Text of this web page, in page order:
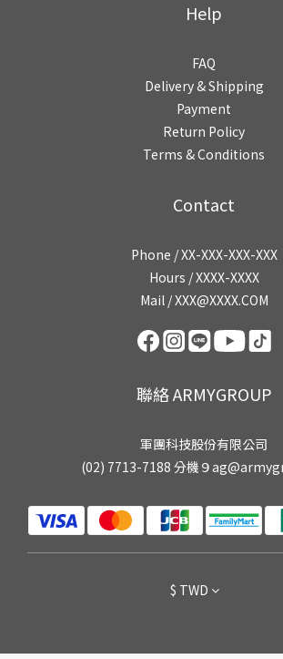
Help
FAQ
Delivery & Shipping
Payment
Return Policy
Terms & Conditions
Contact
Phone / XX-XXX-XXX-XXX
Hours / XXXX-XXXX
Mail / XXX@XXXX.COM
聯絡 ARMYGROUP
軍團科技股份有限公司
(02) 7713-7188 分機９
$ TWD